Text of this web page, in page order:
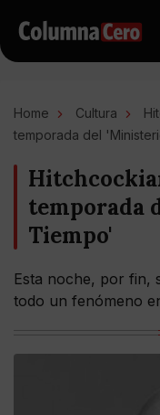
Home Cultura
temporada del
temporada
Tiempo'
Esta noche, por fin,
todo un fenómeno